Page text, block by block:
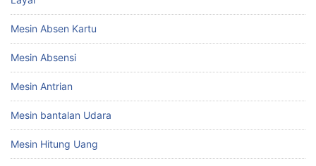
Mesin Absen Kartu
Mesin Absensi
Mesin Antrian
Mesin bantalan Udara
Mesin Hitung Uang